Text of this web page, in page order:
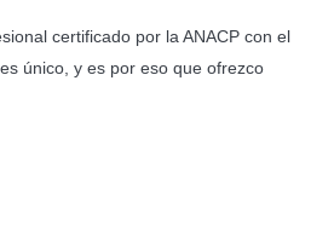
certificado por la ANACP con el
único, y es por eso que ofrezco